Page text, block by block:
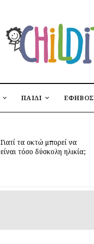
ΠΑΙΔΙ ΕΦΗΒΟΣ
Δίδυμα και ύπνος: μυστικά
για πιο ήρεμες νύχτες